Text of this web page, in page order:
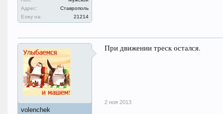
Адрес:
Ставрополь
Езжу на:
21214
volenchek
При движении треск остался.
2 ноя 2013